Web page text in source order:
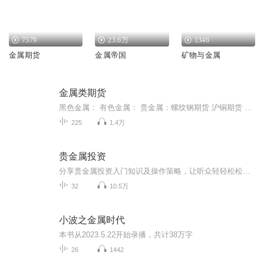
7579
金属期货
23.6万
金属帝国
1346
矿物与金属
金属类期货
225 1.4万
贵金属投资
32 10.5万
小波之金属时代
本书从2023.5.22开始录播，共计38万字
26 1442